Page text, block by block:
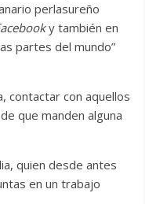
perlasureño
y también en
partes del mundo”
contactar con aquellos
que manden alguna
quien desde antes
en un trabajo
por el alma